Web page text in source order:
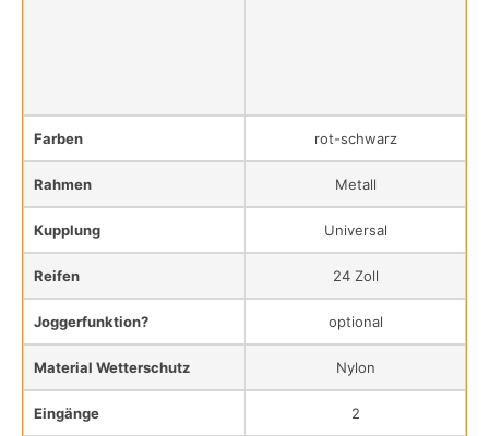
Farben rot-schwarz
Rahmen Metall
Kupplung Universal
Reifen 24 Zoll
Joggerfunktion? optional
Material Wetterschutz Nylon
Eingänge 2